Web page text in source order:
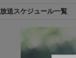
放送スケジュール一覧